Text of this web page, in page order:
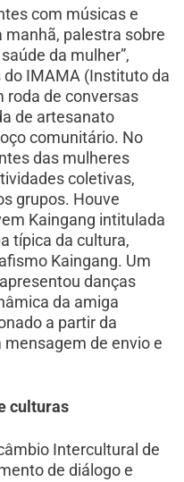
com músicas e
manhã, palestra sobre
da mulher”,
IMAMA (Instituto da
roda de conversas
de artesanato
comunitário. No
das mulheres
coletivas,
grupos. Houve
Kaingang intitulada
típica da cultura,
Kaingang. Um
danças
da amiga
a partir da
de envio e
culturas
Intercultural de
de diálogo e